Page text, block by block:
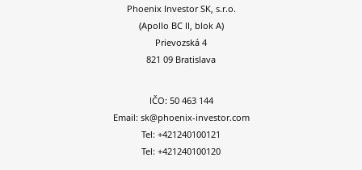
Phoenix Investor SK, s.r.o.
(Apollo BC II, blok A)
Prievozská 4
821 09 Bratislava
IČO: 50 463 144
Email: sk@phoenix-investor.com
Tel: +421240100121
Tel: +421240100120